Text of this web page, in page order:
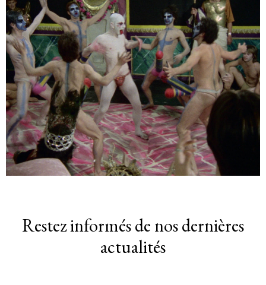
Restez informés de nos dernières
actualités